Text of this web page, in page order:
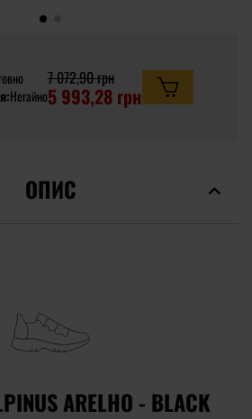
Негайно
7 072,90 грн
5 993,28 грн
ОПИС
ARELHO - BLACK